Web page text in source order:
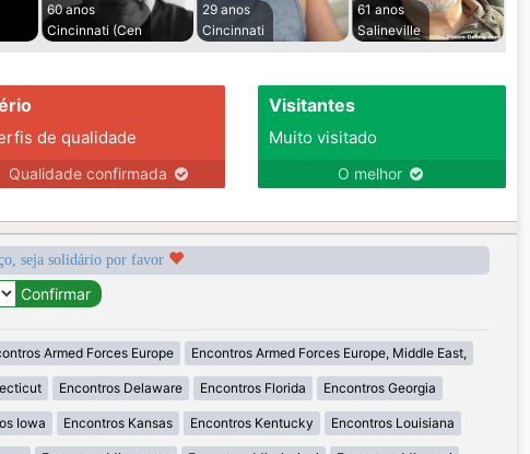
60 anos
Cincinnati (Cen
29 anos
Cincinnati
61 anos
Salineville
de qualidade
Qualidade confirmada
Visitantes
Muito visitado
O melhor
seja solidário por favor
Armed Forces Europe Encontros Armed Forces Europe, Middle East,
Encontros Delaware Encontros Florida Encontros Georgia
Iowa Encontros Kansas Encontros Kentucky Encontros Louisiana